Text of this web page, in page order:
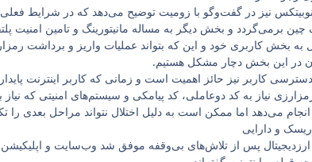
نیز در گفت‌وگو با زومیت توضیح می‌دهد که در شرایط
چین برمی‌گردد و بخش دیگر به مساله مانیتورینگ و تامین امنیت
بخش کاربری خود و این که بتواند عملیات واریز و برداشت
در این بخش دچار مشکل هستیم.
کاربر نیز حائز اهمیت است و زمانی که کاربر اینترنت
نیاز به کد دوعاملی، کد پیامکی و سیستم‌های امنیتی که
انجام می‌دهد اما ممکن است به دلیل اختلال نتواند مراحل بعدی را
و دارایی
دی‌ماه که تیم ارزدیجیتال پس از تلاش‌های بی‌وقفه موفق شد وب‌سایت و